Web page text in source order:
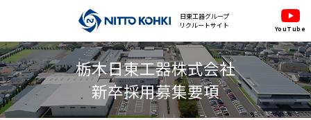
日東工器グループ
リクルートサイト
YouTube
栃木日東工器株式会社
新卒採用募集要項